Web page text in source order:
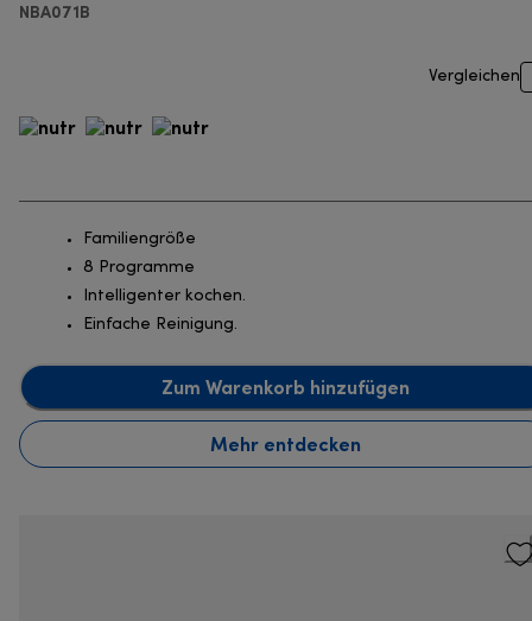
NBA071B
Vergleichen
Familiengröße
8 Programme
Intelligenter kochen.
Einfache Reinigung.
Zum Warenkorb hinzufügen
Mehr entdecken